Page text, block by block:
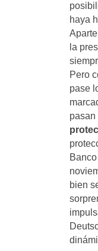
haya
la
Pero
pase
pasan
bien